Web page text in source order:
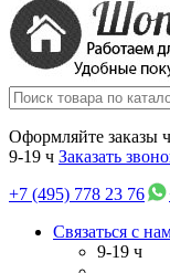
Оформляйте заказы
9-19 ч Заказать
+7 (495) 778 23 76
Связаться с
9-19 ч